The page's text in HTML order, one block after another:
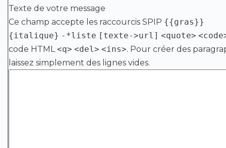
Texte de votre message
Ce champ accepte les raccourcis SPIP {{gras}}
{italique} -*liste [texte->url] <quote>
code HTML<q> <del> <ins>. Pour créer des
laissez simplement des lignes vides.